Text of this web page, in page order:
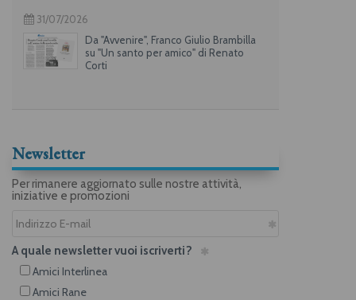
31/07/2026
Da "Avvenire", Franco Giulio Brambilla
su "Un santo per amico" di Renato
Corti
Newsletter
Per rimanere aggiornato sulle nostre attività,
iniziative e promozioni
A quale newsletter vuoi iscriverti?
Amici Interlinea
Amici Rane